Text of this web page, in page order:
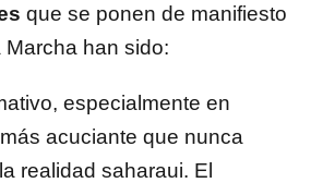
que se ponen de manifiesto
han sido:
especialmente en
acuciante que nunca
realidad saharaui. El